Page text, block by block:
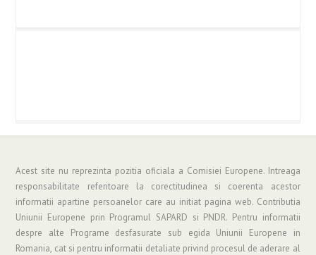
Acest site nu reprezinta pozitia oficiala a Comisiei Europene. Intreaga
responsabilitate referitoare la corectitudinea si coerenta acestor
informatii apartine persoanelor care au initiat pagina web. Contributia
Uniunii Europene prin Programul SAPARD si PNDR. Pentru informatii
despre alte Programe desfasurate sub egida Uniunii Europene in
Romania, cat si pentru informatii detaliate privind procesul de aderare al